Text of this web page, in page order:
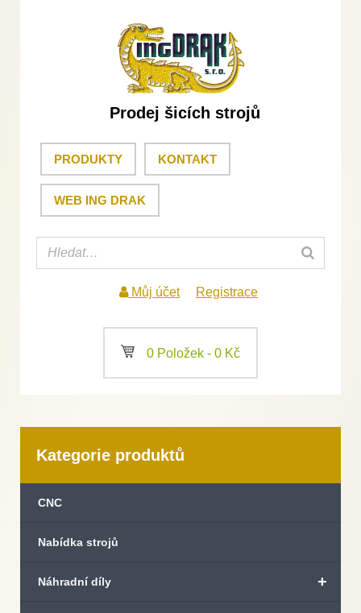
Prodej šicích strojů
PRODUKTY KONTAKT
WEB ING DRAK
Můj účet Registrace
a 0 Položek - 0 Kč
Kategorie produktů
CNC
Nabídka strojů
+
Náhradní díly